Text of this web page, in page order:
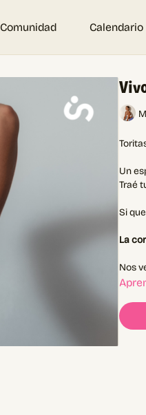
Comunidad Calendario
Un
Traé
Si
La
Nos